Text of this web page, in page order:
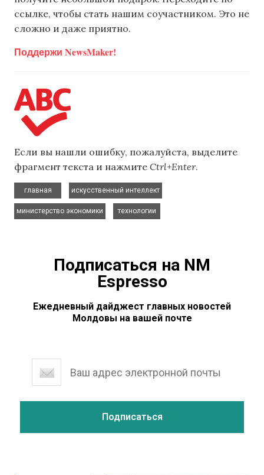
ссылке, чтобы стать нашим соучастником. Это не
сложно и даже приятно.
Поддержи NewsMaker!
Если вы нашли ошибку, пожалуйста, выделите
фрагмент текста и нажмите Ctrl+Enter.
главная
искусственный интеллект
министерство экономики
технологии
Подписаться на NM
Espresso
Ежедневный дайджест главных новостей
Молдовы на вашей почте